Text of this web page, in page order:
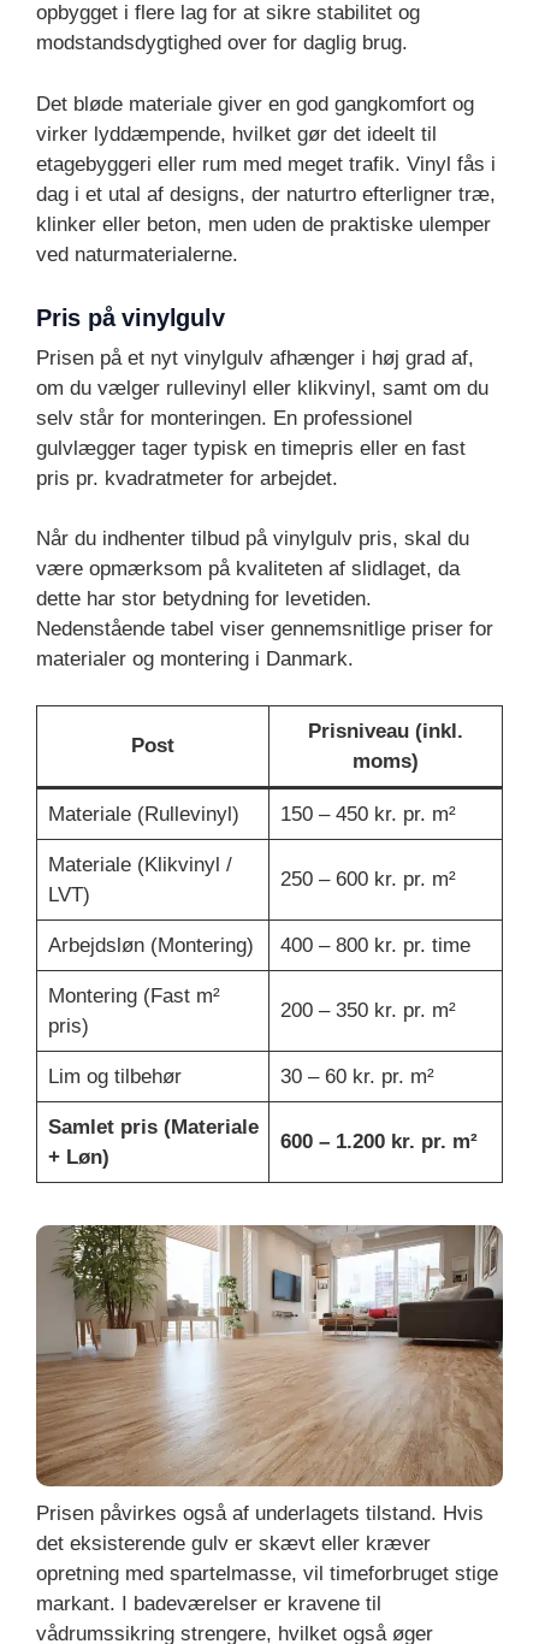
opbygget i flere lag for at sikre stabilitet og
modstandsdygtighed over for daglig brug.
Det bløde materiale giver en god gangkomfort og
virker lyddæmpende, hvilket gør det ideelt til
etagebyggeri eller rum med meget trafik. Vinyl fås i
dag i et utal af designs, der naturtro efterligner træ,
klinker eller beton, men uden de praktiske ulemper
ved naturmaterialerne.
Pris på vinylgulv
Prisen på et nyt vinylgulv afhænger i høj grad af,
om du vælger rullevinyl eller klikvinyl, samt om du
selv står for monteringen. En professionel
gulvlægger tager typisk en timepris eller en fast
pris pr. kvadratmeter for arbejdet.
Når du indhenter tilbud på vinylgulv pris, skal du
være opmærksom på kvaliteten af slidlaget, da
dette har stor betydning for levetiden.
Nedenstående tabel viser gennemsnitlige priser for
materialer og montering i Danmark.
Post
Prisniveau (inkl.
moms)
Materiale (Rullevinyl) 150 – 450 kr. pr. m²
Materiale (Klikvinyl /
LVT)
250 – 600 kr. pr. m²
Arbejdsløn (Montering) 400 – 800 kr. pr. time
Montering (Fast m²
pris)
200 – 350 kr. pr. m²
Lim og tilbehør 30 – 60 kr. pr. m²
Samlet pris (Materiale
+ Løn)
600 – 1.200 kr. pr. m²
Prisen påvirkes også af underlagets tilstand. Hvis
det eksisterende gulv er skævt eller kræver
opretning med spartelmasse, vil timeforbruget stige
markant. I badeværelser er kravene til
vådrumssikring strengere, hvilket også øger